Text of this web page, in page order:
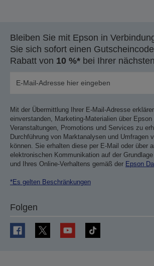
Bleiben Sie mit Epson in
Sie sich sofort einen
Rabatt von 10 %* bei Ihrer
Mit der Übermittlung Ihrer E-Mail-Adresse
einverstanden, Marketing-Materialien über Epson
Veranstaltungen, Promotions und Services zu
Durchführung von Marktanalysen und Umfragen
können. Sie erhalten diese per E-Mail oder über
elektronischen Kommunikation auf der
und Ihres Online-Verhaltens gemäß der Epson
*Es gelten Beschränkungen
Folgen